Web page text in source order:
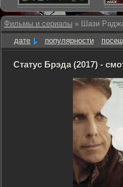
Фильмы и сериалы » Шази
дате
популярности
Статус Брэда (2017) -